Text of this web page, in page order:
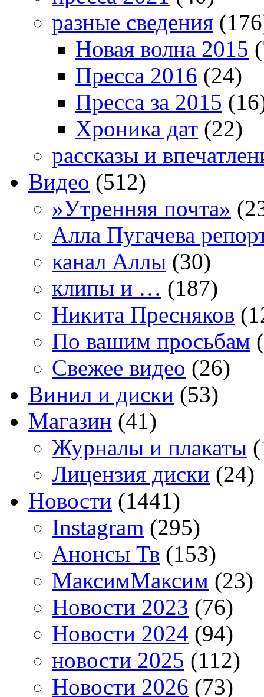
разные сведения
Новая волна 2015
Пресса 2016 (24)
Пресса за 2015
Хроника дат (22)
рассказы и
Видео (512)
»Утренняя почта»
Алла Пугачева
канал Аллы (30)
клипы и … (187)
Никита Пресняков
По вашим просьбам
Свежее видео (26)
Винил и диски (53)
Магазин (41)
Журналы и плакаты
Лицензия диски (24)
Новости (1441)
Instagram (295)
Анонсы Тв (153)
МаксимМаксим (23)
Новости 2023 (76)
Новости 2024 (94)
новости 2025 (112)
Новости 2026 (73)